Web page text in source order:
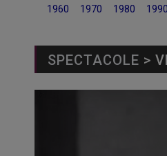
1960 1970 1980 1990
SPECTACOLE >